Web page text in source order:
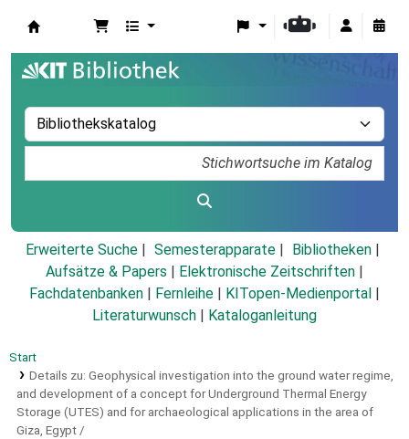
Erweiterte Suche Semesterapparate
Bibliotheken
Aufsätze & Papers
Elektronische Zeitschriften
Fachdatenbanken
Fernleihe KITopen-Medienportal
Literaturwunsch
Kataloganleitung
Start
Details zu: Geophysical investigation into the ground water regime,
and development of a concept for Underground Thermal Energy
Storage (UTES) and for archaeological applications in the area of
Giza, Egypt /